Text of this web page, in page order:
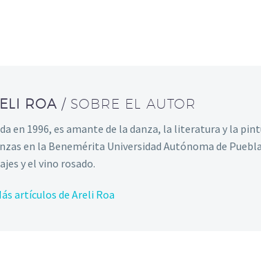
ROA / SOBRE EL AUTOR
en 1996, es amante de la danza, la literatura y la
en la Benemérita Universidad Autónoma de
y el vino rosado.
artículos de Areli Roa